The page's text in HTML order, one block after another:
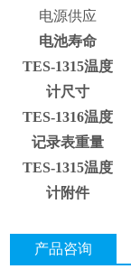
电源供应
电池寿命
TES-1315温度
计尺寸
TES-1316温度
记录表重量
TES-1315温度
计附件
产品咨询